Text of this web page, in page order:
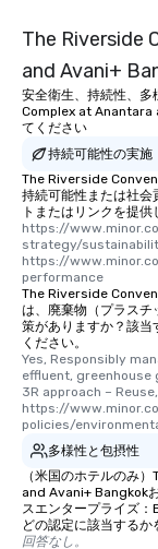
The Riverside
and Avani+
安全衛生、持続性、
Complex at Anantara
てください
持続可能性の実施
The Riverside
持続可能性または社
トまたはリンクを提供
https://
strategy/
https://
performance
The Riverside
は、廃棄物（プラスチ
策がありますか？該当
ください。
Yes, Responsibly
effluent, greenhouse
3R approach –
https://
policies/
多様性と包摂性
（米国のホテルのみ
and Avani+ Bangkok
スエンタープライズ
どの認定に該当するか
回答なし。